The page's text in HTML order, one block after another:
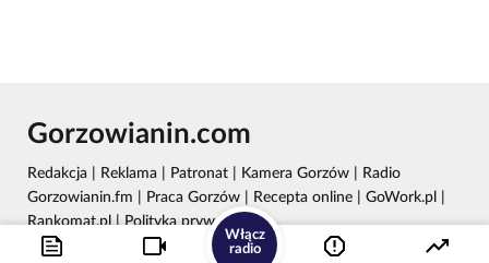
Włącz
radio
Gorzowianin.com
Redakcja Reklama Patronat Kamera Gorzów
Radio
Gorzowianin.fm
Praca Gorzów Recepta online GoWork.pl
Rankomat.pl|Polityka prywatności
Wydawca: REC24 Sp. z o.o.